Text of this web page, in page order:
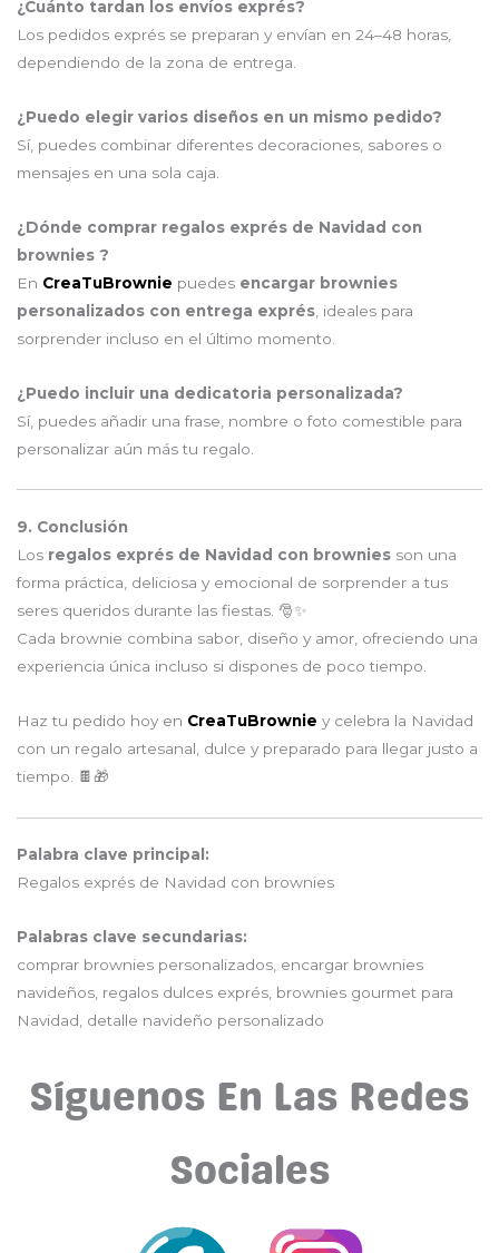
¿Cuánto tardan los envíos exprés?
Los pedidos exprés se preparan y envían en 24–48 horas,
dependiendo de la zona de entrega.
¿Puedo elegir varios diseños en un mismo pedido?
Sí, puedes combinar diferentes decoraciones, sabores o
mensajes en una sola caja.
¿Dónde comprar regalos exprés de Navidad con
brownies ?
En CreaTuBrownie puedes encargar brownies
personalizados con entrega exprés , ideales para
sorprender incluso en el último momento.
¿Puedo incluir una dedicatoria personalizada?
Sí, puedes añadir una frase, nombre o foto comestible para
personalizar aún más tu regalo.
9. Conclusión
Los regalos exprés de Navidad con brownies son una
forma práctica, deliciosa y emocional de sorprender a tus
seres queridos durante las fiestas. 🎅✨
Cada brownie combina sabor, diseño y amor, ofreciendo una
experiencia única incluso si dispones de poco tiempo.
Haz tu pedido hoy en CreaTuBrownie y celebra la Navidad
con un regalo artesanal, dulce y preparado para llegar justo a
tiempo. 🍫🎁
Palabra clave principal:
Regalos exprés de Navidad con brownies
Palabras clave secundarias:
comprar brownies personalizados, encargar brownies
navideños, regalos dulces exprés, brownies gourmet para
Navidad, detalle navideño personalizado
Síguenos En Las Redes
Sociales